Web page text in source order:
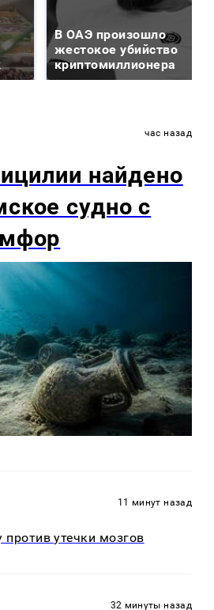
В ОАЭ произошло
жестокое убийство
криптомиллионера
час назад
найдено
судно с
11 минут назад
против утечки мозгов
32 минуты назад